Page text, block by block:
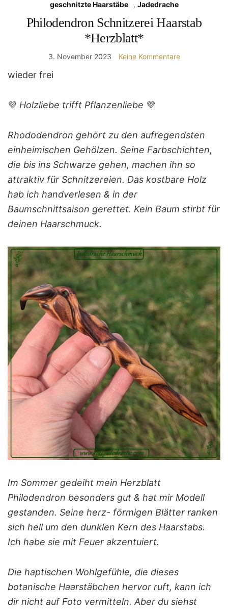
geschnitzte Haarstäbe , Jadedrache
Philodendron Schnitzerei Haarstab
*Herzblatt*
3. November 2023 Keine Kommentare
wieder frei
💜 Holzliebe trifft Pflanzenliebe 💜
Rhododendron gehört zu den aufregendsten
einheimischen Gehölzen. Seine Farbschichten,
die bis ins Schwarze gehen, machen ihn so
attraktiv für Schnitzereien. Das kostbare Holz
hab ich handverlesen & in der
Baumschnittsaison gerettet. Kein Baum stirbt für
deinen Haarschmuck.
Im Sommer gedeiht mein Herzblatt
Philodendron besonders gut & hat mir Modell
gestanden. Seine herz- förmigen Blätter ranken
sich hell um den dunklen Kern des Haarstabs.
Ich habe sie mit Feuer akzentuiert.
Die haptischen Wohlgefühle, die dieses
botanische Haarstäbchen hervor ruft, kann ich
dir nicht auf Foto vermitteln. Aber du siehst